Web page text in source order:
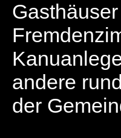
andere
der